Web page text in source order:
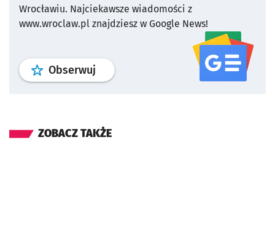
Wrocławiu. Najciekawsze wiadomości z
www.wroclaw.pl znajdziesz w Google News!
Obserwuj profil serwisu
ZOBACZ TAKŻE